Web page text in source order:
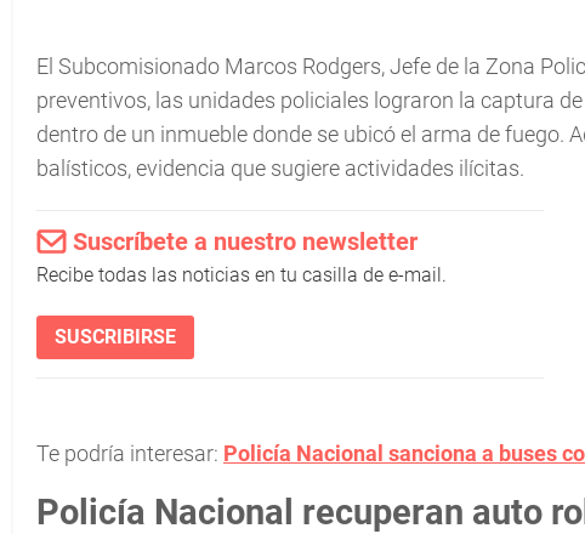
El Subcomisionado Marcos Rodgers, Jefe de la Zona
preventivos, las unidades policiales lograron la captura
dentro de un inmueble donde se ubicó el arma de fuego.
balísticos, evidencia que sugiere actividades ilícitas.
Suscríbete a nuestro newsletter
Recibe todas las noticias en tu casilla de e-mail.
SUSCRIBIRSE
Te podría interesar: Policía Nacional sanciona a buses
Policía Nacional recuperan auto